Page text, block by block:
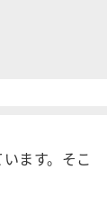
ます。そこ